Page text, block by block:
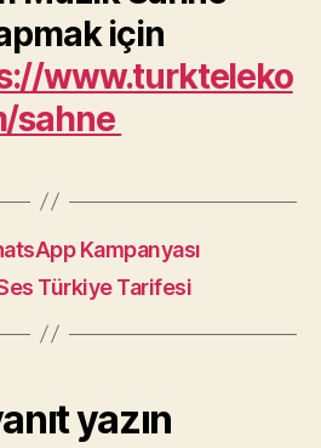
için
www.turkteleko
sahne
Kampanyası
Türkiye Tarifesi
yazın